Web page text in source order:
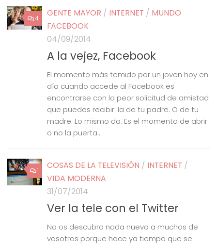
4 GENTE MAYOR / INTERNET / MUNDO
FACEBOOK
04/09/2014
A la vejez, Facebook
El momento más temido por un joven hoy en
día cuando accede al Facebook es
encontrarse con la peor solicitud de amistad
que puedes recibir: la de tu padre. O de tu
madre. Lo mismo da. Es el momento de abrir
o no la puerta...
1 COSAS DE LA TELEVISIÓN / INTERNET /
VIDA MODERNA
31/07/2014
Ver la tele con el Twitter
No os descubro nada nuevo a muchos de
vosotros porque hace ya tiempo que se